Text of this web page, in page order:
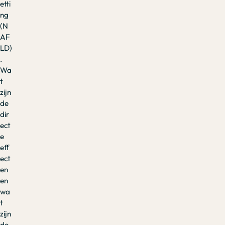
etti
ng
(N
AF
LD)
.
Wa
t
zijn
de
dir
ect
e
eff
ect
en
en
wa
t
zijn